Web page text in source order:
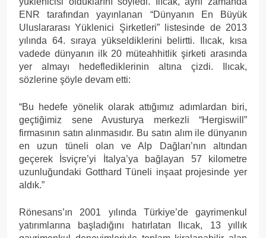
ENR tarafından yayınlanan “Dünyanın En Büyük
Uluslararası Yüklenici Şirketleri” listesinde de 2013
yılında 64. sıraya yükseldiklerini belirtti. Ilıcak, kısa
vadede dünyanın ilk 20 müteahhitlik şirketi arasında
yer almayı hedeflediklerinin altına çizdi. Ilıcak,
sözlerine şöyle devam etti:
“Bu hedefe yönelik olarak attığımız adımlardan biri,
geçtiğimiz sene Avusturya merkezli “Hergiswill”
firmasının satın alınmasıdır. Bu satın alım ile dünyanın
en uzun tüneli olan ve Alp Dağları’nın altından
geçerek İsviçre’yi İtalya’ya bağlayan 57 kilometre
uzunluğundaki Gotthard Tüneli inşaat projesinde yer
aldık.”
Rönesans’ın 2001 yılında Türkiye’de gayrimenkul
yatırımlarına başladığını hatırlatan Ilıcak, 13 yıllık